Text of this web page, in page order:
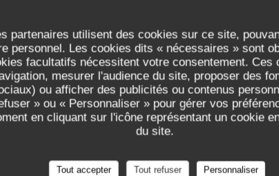
partenaires utilisent des cookies sur ce site,
personnel. Les cookies dits « nécessaires » sont
facultatifs nécessitent votre consentement.
mesurer l'audience du site, proposer des
ou afficher des publicités ou contenus
» ou « Personnaliser » pour gérer vos
en cliquant sur l'icône représentant un cookie
du site.
Tout accepter Tout refuser Personnaliser
GNOCCHI À LA CRÈME DE CHAMPIGNONS
À LA TRUFFE D’ÉTÉ